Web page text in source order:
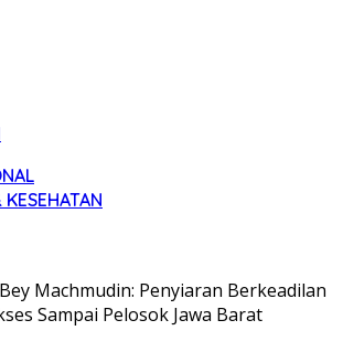
KESEHATAN
Bey Machmudin: Penyiaran Berkeadilan
Sampai Pelosok Jawa Barat